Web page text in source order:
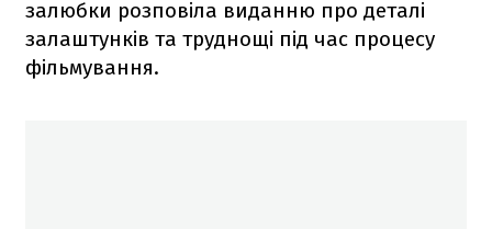
залюбки розповіла виданню про деталі
залаштунків та труднощі під час процесу
фільмування.